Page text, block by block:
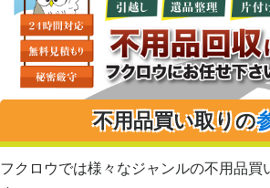
不用品買い取りの
フクロウでは様々なジャンルの不用品買